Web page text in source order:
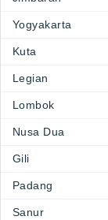
Yogyakarta
Kuta
Legian
Lombok
Nusa Dua
Gili
Padang
Sanur